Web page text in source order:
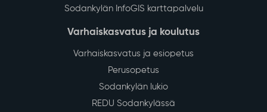
Sodankylän InfoGIS karttapalvelu
Varhaiskasvatus ja koulutus
Varhaiskasvatus ja esiopetus
Perusopetus
Sodankylän lukio
REDU Sodankylässä